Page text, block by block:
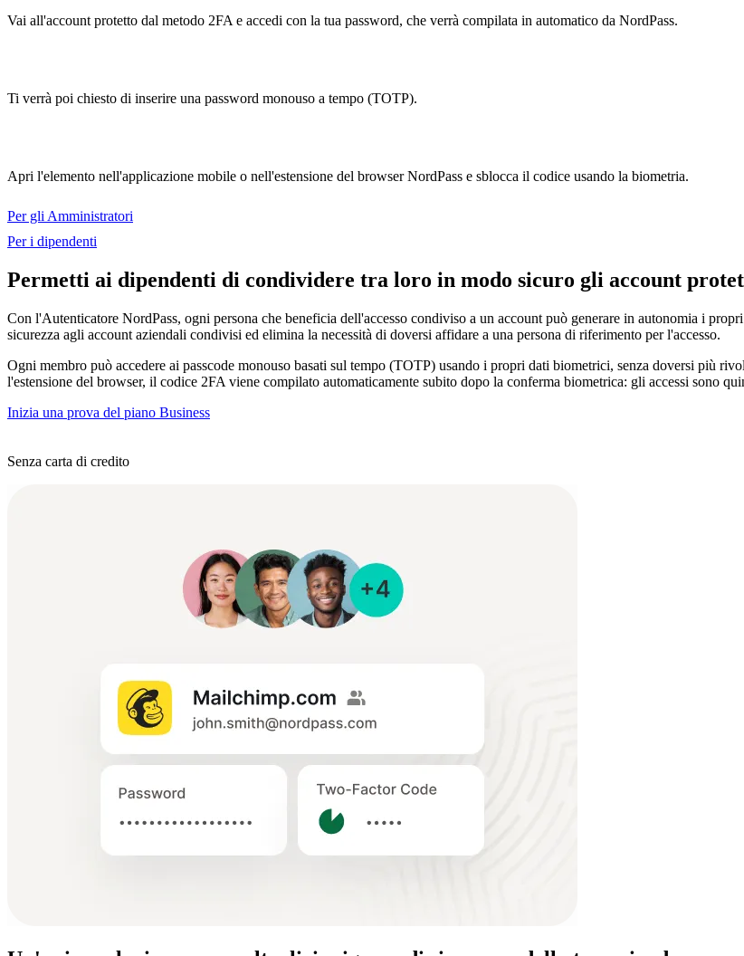
Vai all'account protetto dal metodo 2FA e accedi con la tua password, che verrà compilata in automatico da NordPass.
Ti verrà poi chiesto di inserire una password monouso a tempo (TOTP).
Apri l'elemento nell'applicazione mobile o nell'estensione del browser NordPass e sblocca il codice usando la biometria.
Per gli Amministratori
Per i dipendenti
Permetti ai dipendenti di condividere tra loro in modo sicuro gli account
Con l'Autenticatore NordPass, ogni persona che beneficia dell'accesso condiviso a un account può generare in autonomia i
sicurezza agli account aziendali condivisi ed elimina la necessità di doversi affidare a una persona di riferimento per l'accesso.
Ogni membro può accedere ai passcode monouso basati sul tempo (TOTP) usando i propri dati biometrici, senza doversi più
l'estensione del browser, il codice 2FA viene compilato automaticamente subito dopo la conferma biometrica: gli accessi sono
Inizia una prova del piano Business
Senza carta di credito